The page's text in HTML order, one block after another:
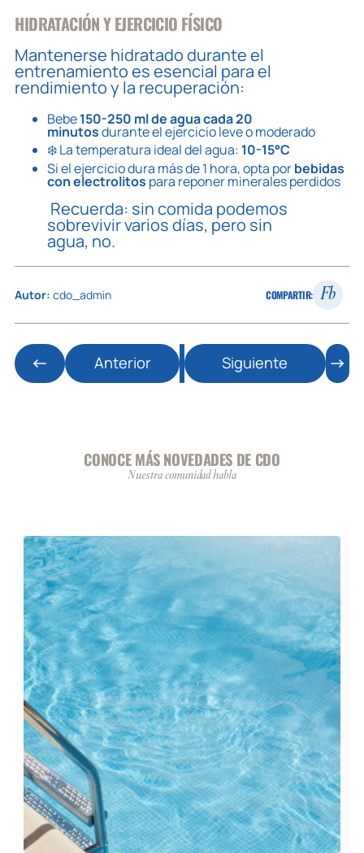
HIDRATACIÓN Y EJERCICIO FÍSICO
Mantenerse hidratado durante el
entrenamiento es esencial para el
rendimiento y la recuperación:
Bebe150-250 ml de agua cada 20
minutosdurante el ejercicio leve o moderado
❄️ La temperatura ideal del agua: 10-15°C
Si el ejercicio dura más de 1 hora, opta porbebidas
con electrolitos para reponer minerales perdidos
Recuerda: sin comida podemos
sobrevivir varios días, pero sin
agua, no.
Autor: cdo_admin COMPARTIR: Fb
Anterior Siguiente
CONOCE MÁS NOVEDADES DE CDO
Nuestra comunidad habla